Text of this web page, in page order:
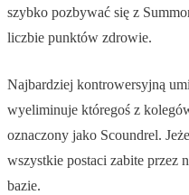
szybko pozbywać się z
liczbie punktów zdrowie.
Najbardziej kontrowersyjną
wyeliminuje któregoś z
oznaczony jako Scoundrel.
wszystkie postaci zabite przez
bazie.